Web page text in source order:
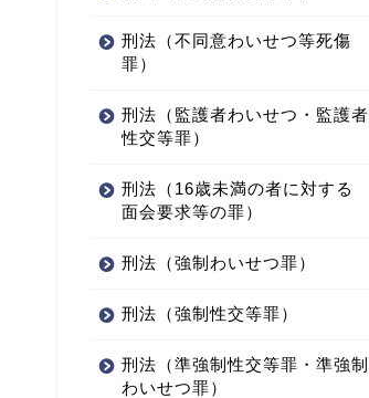
刑法（不同意わいせつ等死傷
罪）
刑法（監護者わいせつ・監護者
性交等罪）
刑法（16歳未満の者に対する
面会要求等の罪）
刑法（強制わいせつ罪）
刑法（強制性交等罪）
刑法（準強制性交等罪・準強制
わいせつ罪）